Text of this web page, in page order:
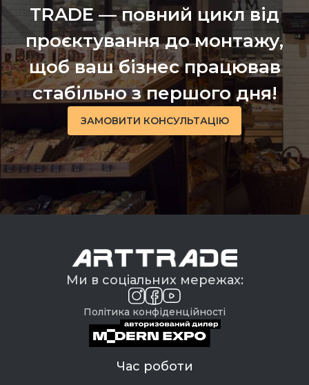
TRADE — повний цикл від
проєктування до монтажу,
щоб ваш бізнес працював
стабільно з першого дня!
ЗАМОВИТИ КОНСУЛЬТАЦІЮ
Ми в соціальних мережах:
Політика конфіденційності
Час роботи